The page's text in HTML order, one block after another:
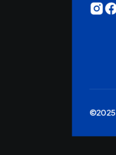
©2025